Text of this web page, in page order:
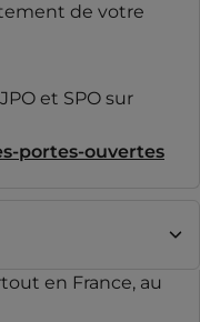
de votre
et SPO sur
portes-ouvertes
en France, au